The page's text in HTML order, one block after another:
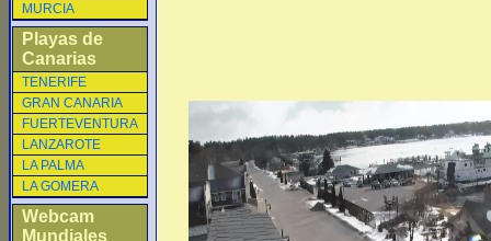
MURCIA
Playas de
Canarias
TENERIFE
GRAN CANARIA
FUERTEVENTURA
LANZAROTE
LA PALMA
LA GOMERA
Webcam
Mundiales